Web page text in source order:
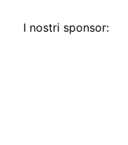
I nostri sponsor: